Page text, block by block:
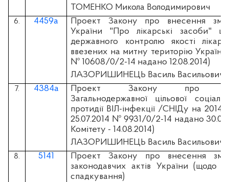
ТОМЕНКО Микола Володимирович
6. 4459а
Проект Закону про внесення
України "Про лікарські засоби"
державного контролю якості
ввезених на митну територію України
№ 10608/0/2-14 надано 12.08.2014)
ЛАЗОРИШИНЕЦЬ Василь Васильович
7. 4384а
Проект Закону про
Загальнодержавної цільової
протидії ВІЛ-інфекції /СНІДу на
25.07.2014 № 9931/0/2-14 надано
Комітету - 14.08.2014)
ЛАЗОРИШИНЕЦЬ Василь Васильович
8. 5141
Проект Закону про внесення
законодавчих актів України (щодо
спадкування)